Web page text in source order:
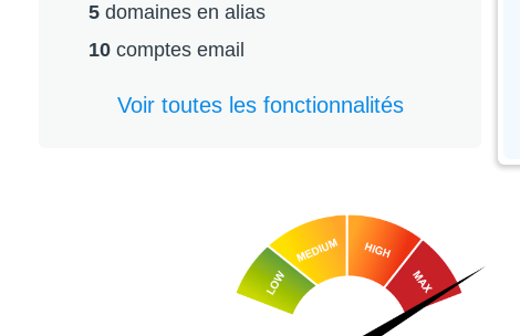
5 domaines en alias
10 comptes email
Voir toutes les fonctionnalités